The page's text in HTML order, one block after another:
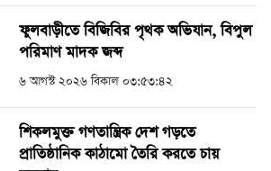
ফুলবাড়ীতে বিজিবির পৃথক অভিযান, বিপুল
পরিমাণ মাদক জব্দ
৬ আগস্ট ২০২৬ বিকাল ০৩:৫৩:৪২
শিকলমুক্ত গণতান্ত্রিক দেশ গড়তে
প্রাতিষ্ঠানিক কাঠামো তৈরি করতে চায়